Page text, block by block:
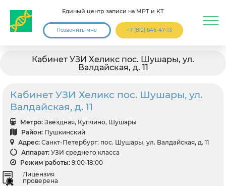
Единый центр записи на МРТ и КТ
Позвонить мне +7 (812) 646-47-13
Кабинет УЗИ Хеликс пос. Шушары, ул.
Валдайская, д. 11
Кабинет УЗИ Хеликс пос. Шушары, ул.
Валдайская, д. 11
Метро: Звёздная, Купчино, Шушары
Район: Пушкинский
Адрес: Санкт-Петербург: пос. Шушары, ул. Валдайская, д. 11
Аппарат: УЗИ среднего класса
Режим работы: 9:00-18:00
Лицензия
проверена